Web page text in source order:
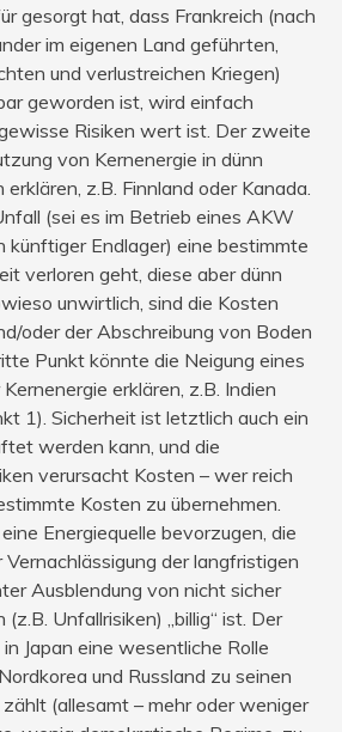
gesorgt hat, dass Frankreich (nach
im eigenen Land geführten,
und verlustreichen Kriegen)
geworden ist, wird einfach
Risiken wert ist. Der zweite
von Kernenergie in dünn
z.B. Finnland oder Kanada.
(sei es im Betrieb eines AKW
künftiger Endlager) eine bestimmte
verloren geht, diese aber dünn
unwirtlich, sind die Kosten
oder der Abschreibung von Boden
Punkt könnte die Neigung eines
erklären, z.B. Indien
1). Sicherheit ist letztlich auch ein
werden kann, und die
verursacht Kosten – wer reich
Kosten zu übernehmen.
Energiequelle bevorzugen, die
der langfristigen
Ausblendung von nicht sicher
Unfallrisiken) „billig“ ist. Der
Japan eine wesentliche Rolle
und Russland zu seinen
(allesamt – mehr oder weniger